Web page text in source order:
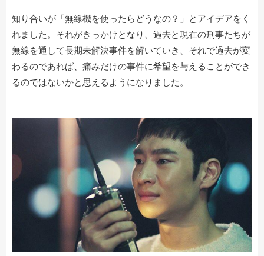
知り合いが「無線機を使ったらどうなの？」とアイデアをく
れました。それがきっかけとなり、過去と現在の刑事たちが
無線を通して長期未解決事件を解いていき、それで過去が変
わるのであれば、痛みだけの事件に希望を与えることができ
るのではないかと思えるようになりました。